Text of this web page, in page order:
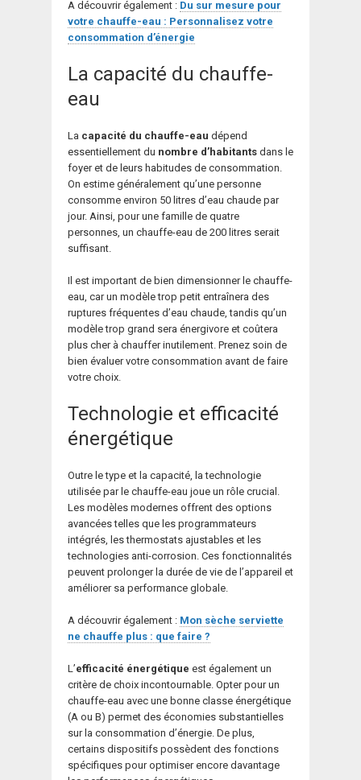
A découvrir également : Du sur mesure pour
votre chauffe-eau : Personnalisez votre
consommation d’énergie
La capacité du chauffe-
eau
La capacité du chauffe-eau dépend
essentiellement du nombre d’habitants dans le
foyer et de leurs habitudes de consommation.
On estime généralement qu’une personne
consomme environ 50 litres d’eau chaude par
jour. Ainsi, pour une famille de quatre
personnes, un chauffe-eau de 200 litres serait
suffisant.
Il est important de bien dimensionner le chauffe-
eau, car un modèle trop petit entraînera des
ruptures fréquentes d’eau chaude, tandis qu’un
modèle trop grand sera énergivore et coûtera
plus cher à chauffer inutilement. Prenez soin de
bien évaluer votre consommation avant de faire
votre choix.
Technologie et efficacité
énergétique
Outre le type et la capacité, la technologie
utilisée par le chauffe-eau joue un rôle crucial.
Les modèles modernes offrent des options
avancées telles que les programmateurs
intégrés, les thermostats ajustables et les
technologies anti-corrosion. Ces fonctionnalités
peuvent prolonger la durée de vie de l’appareil et
améliorer sa performance globale.
A découvrir également : Mon sèche serviette
ne chauffe plus : que faire ?
L’efficacité énergétique est également un
critère de choix incontournable. Opter pour un
chauffe-eau avec une bonne classe énergétique
(A ou B) permet des économies substantielles
sur la consommation d’énergie. De plus,
certains dispositifs possèdent des fonctions
spécifiques pour optimiser encore davantage